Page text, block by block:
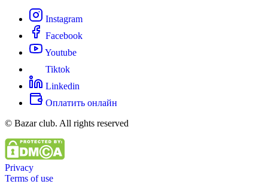
Instagram
Facebook
Youtube
Tiktok
Linkedin
Оплатить онлайн
© Bazar club. All rights reserved
Privacy
Terms of use